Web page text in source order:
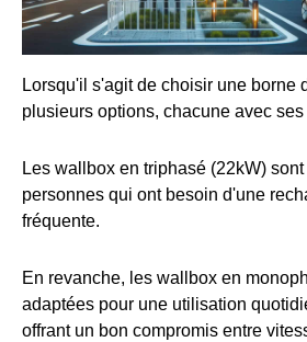
Lorsqu'il s'agit de choisir une borne
plusieurs options, chacune avec
Les wallbox en triphasé (22kW)
personnes qui ont besoin d'une
fréquente.
En revanche, les wallbox en
adaptées pour une utilisation
offrant un bon compromis entre